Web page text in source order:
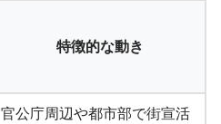
特徴的な動き
官公庁周辺や都市部で街宣活